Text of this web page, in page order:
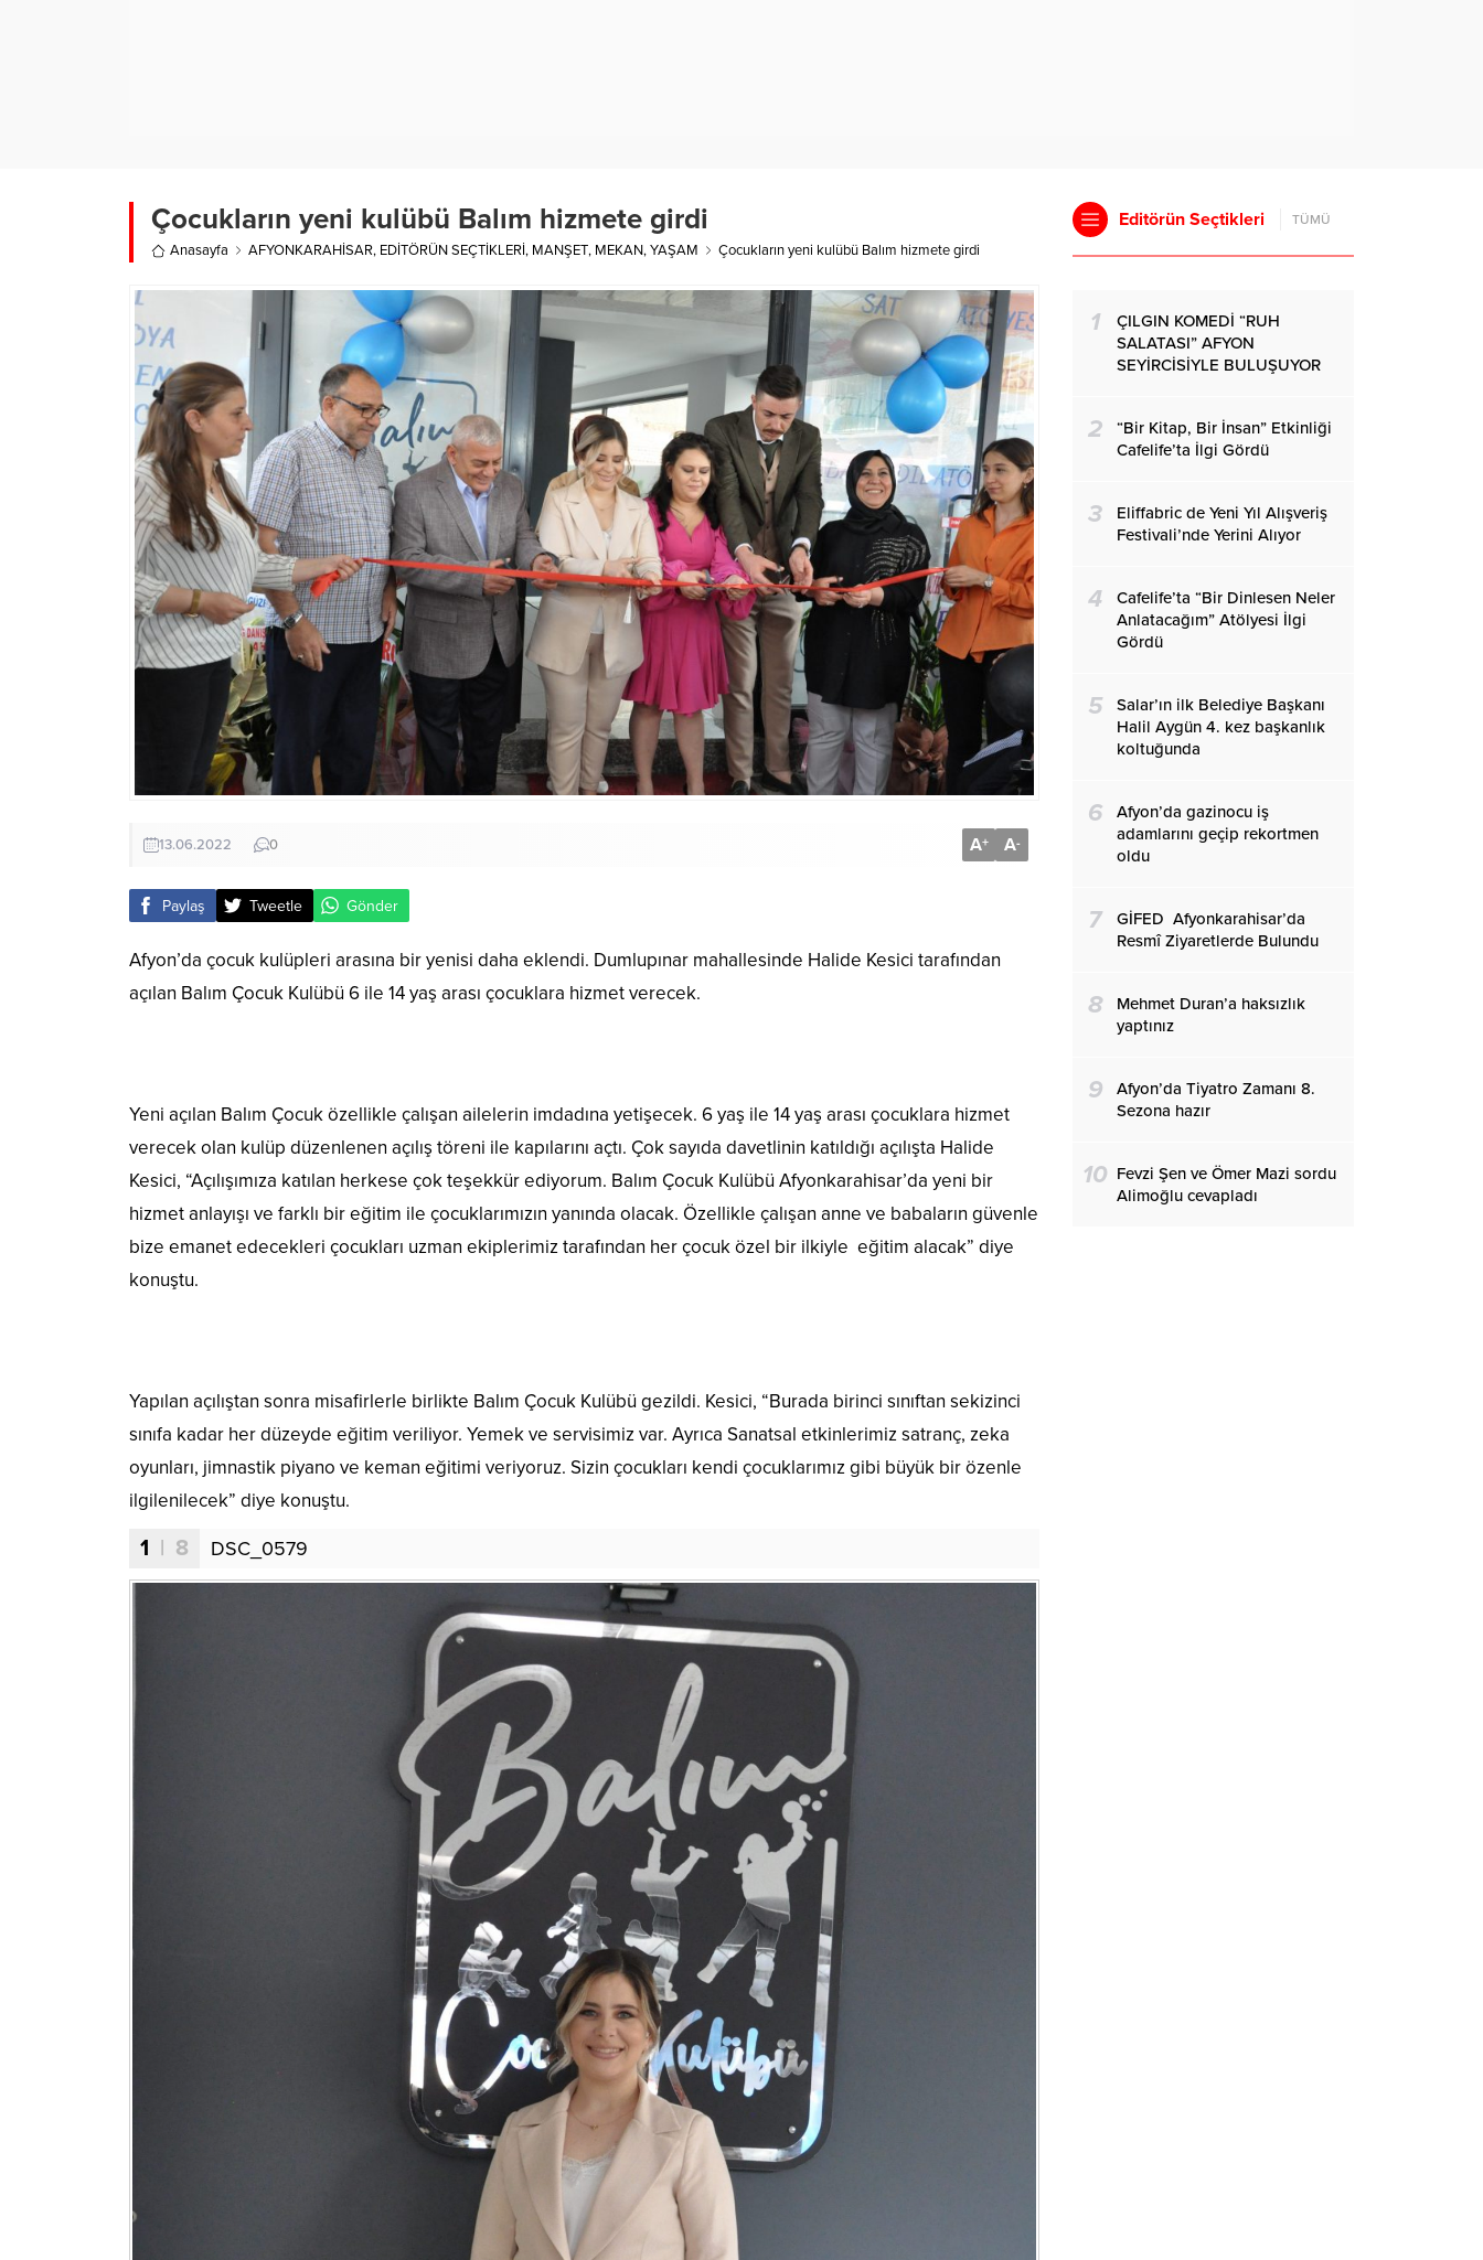
Çocukların yeni kulübü Balım hizmete girdi
Anasayfa AFYONKARAHİSAR, EDİTÖRÜN SEÇTİKLERİ, MANŞET, MEKAN,YAŞAM Çocukların yeni kulübü Balım hizmete girdi
13.06.2022 0 A+ A-
Paylaş Tweetle Gönder
Afyon’da çocuk kulüpleri arasına bir yenisi daha eklendi. Dumlupınar mahallesinde Halide Kesici tarafından
açılan Balım Çocuk Kulübü 6 ile 14 yaş arası çocuklara hizmet verecek.
Yeni açılan Balım Çocuk özellikle çalışan ailelerin imdadına yetişecek. 6 yaş ile 14 yaş arası çocuklara hizmet
verecek olan kulüp düzenlenen açılış töreni ile kapılarını açtı. Çok sayıda davetlinin katıldığı açılışta Halide
Kesici, “Açılışımıza katılan herkese çok teşekkür ediyorum. Balım Çocuk Kulübü Afyonkarahisar’da yeni bir
hizmet anlayışı ve farklı bir eğitim ile çocuklarımızın yanında olacak. Özellikle çalışan anne ve babaların güvenle
bize emanet edecekleri çocukları uzman ekiplerimiz tarafından her çocuk özel bir ilkiyle eğitim alacak” diye
konuştu.
Yapılan açılıştan sonra misafirlerle birlikte Balım Çocuk Kulübü gezildi. Kesici, “Burada birinci sınıftan sekizinci
sınıfa kadar her düzeyde eğitim veriliyor. Yemek ve servisimiz var. Ayrıca Sanatsal etkinlerimiz satranç, zeka
oyunları, jimnastik piyano ve keman eğitimi veriyoruz. Sizin çocukları kendi çocuklarımız gibi büyük bir özenle
ilgilenilecek” diye konuştu.
1 | 8 DSC_0579
Editörün Seçtikleri TÜMÜ
1
ÇILGIN KOMEDİ “RUH
SALATASI” AFYON
SEYİRCİSİYLE BULUŞUYOR
2
“Bir Kitap, Bir İnsan” Etkinliği
Cafelife’ta İlgi Gördü
3
Eliffabric de Yeni Yıl Alışveriş
Festivali’nde Yerini Alıyor
4
Cafelife’ta “Bir Dinlesen Neler
Anlatacağım” Atölyesi İlgi
Gördü
5
Salar’ın ilk Belediye Başkanı
Halil Aygün 4. kez başkanlık
koltuğunda
6
Afyon’da gazinocu iş
adamlarını geçip rekortmen
oldu
7
GİFED Afyonkarahisar’da
Resmî Ziyaretlerde Bulundu
8
Mehmet Duran’a haksızlık
yaptınız
9
Afyon’da Tiyatro Zamanı 8.
Sezona hazır
10 Fevzi Şen ve Ömer Mazi sordu
Alimoğlu cevapladı